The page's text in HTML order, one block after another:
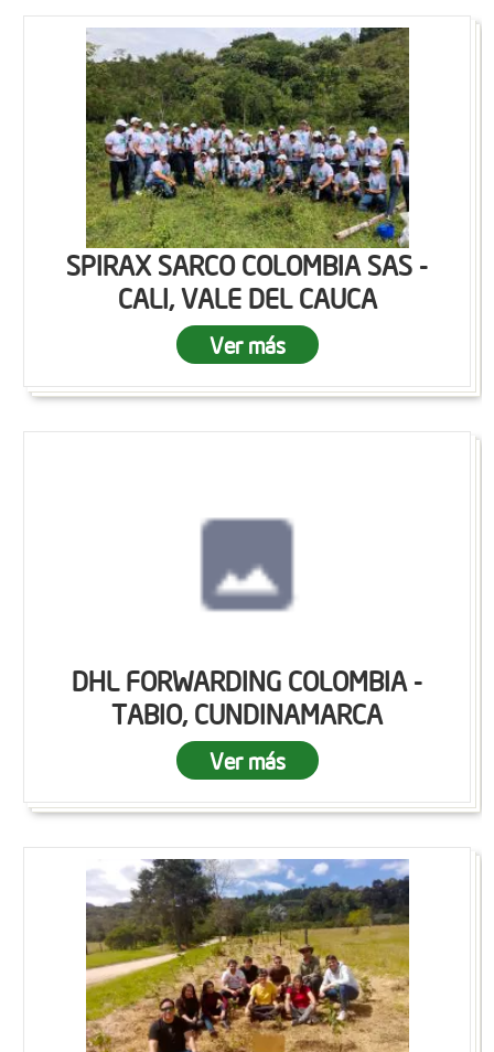
SPIRAX SARCO COLOMBIA SAS -
CALI, VALE DEL CAUCA
Ver más
DHL FORWARDING COLOMBIA -
TABIO, CUNDINAMARCA
Ver más